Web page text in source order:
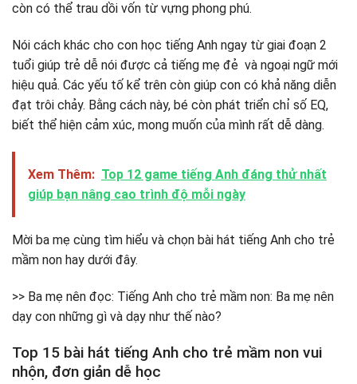
còn có thể trau dồi vốn từ vựng phong phú.
Nói cách khác cho con học tiếng Anh ngay từ giai đoạn 2
tuổi giúp trẻ dễ nói được cả tiếng mẹ đẻ và ngoại ngữ mới
hiệu quả. Các yếu tố kể trên còn giúp con có khả năng diễn
đạt trôi chảy. Bằng cách này, bé còn phát triển chỉ số EQ,
biết thể hiện cảm xúc, mong muốn của mình rất dễ dàng.
Xem Thêm: Top 12 game tiếng Anh đáng thử nhất
giúp bạn nâng cao trình độ mỗi ngày
Mời ba mẹ cùng tìm hiểu và chọn bài hát tiếng Anh cho trẻ
mầm non hay dưới đây.
>> Ba mẹ nên đọc: Tiếng Anh cho trẻ mầm non: Ba mẹ nên
dạy con những gì và dạy như thế nào?
Top 15 bài hát tiếng Anh cho trẻ mầm non vui
nhộn, đơn giản dễ học